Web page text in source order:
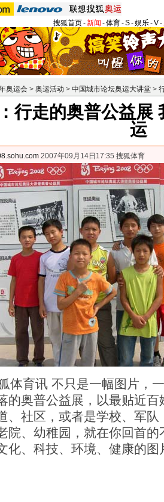
搜狐首页-新闻 -体育-S-娱乐-V-
奥运会 > 奥运活动 > 中国城市论坛奥运大讲堂 >
行走的奥普公益展
运
2007年09月14日17:35 搜狐体育
体育讯 不只是一幅图片，
的奥普公益展，以最贴近
、社区，或者是学校、军
院、幼稚园，就在你回首
化、科技、环境、健康的